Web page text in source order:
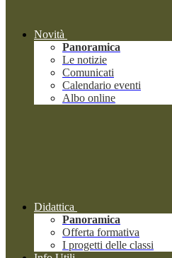
Novità
Panoramica
Le notizie
Comunicati
Calendario eventi
Albo online
Didattica
Panoramica
Offerta formativa
I progetti delle classi